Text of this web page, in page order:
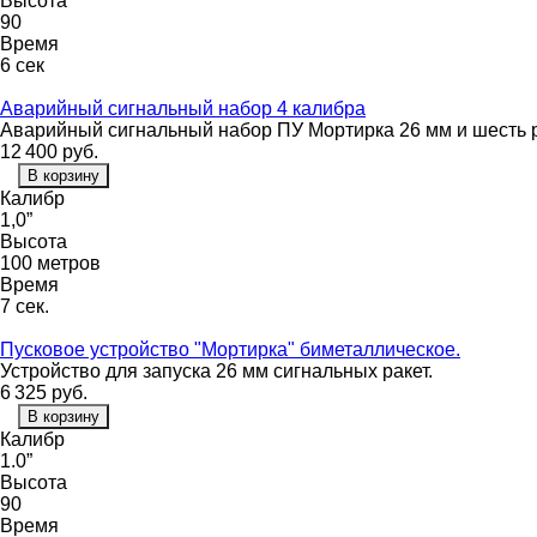
90
Время
6 сек
Аварийный сигнальный набор 4 калибра
Аварийный сигнальный набор ПУ Мортирка 26 мм и шесть
12 400 руб.
В корзину
Калибр
1,0”
Высота
100 метров
Время
7 сек.
Пусковое устройство "Мортирка" биметаллическое.
Устройство для запуска 26 мм сигнальных ракет.
6 325 руб.
В корзину
Калибр
1.0”
Высота
90
Время